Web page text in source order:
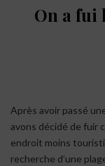
On a fui
Après avoir passé
avons décidé de fuir
endroit moins
recherche d’une